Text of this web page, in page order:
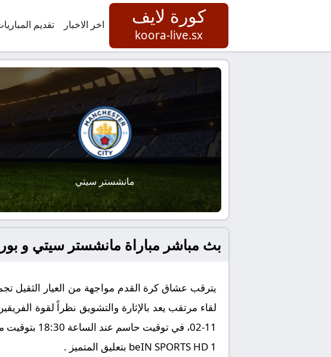
كورة لايف
koora-live.sx
اخر الاخبار تقديم
مانشستر سيتي
بث مباشر مباراة مانشستر سيتي و
يترقب عشاق كرة القدم مواجهة من العيار الثقيل
11-02، في
beIN SPORTS HD 1 بتعليق المتميز .